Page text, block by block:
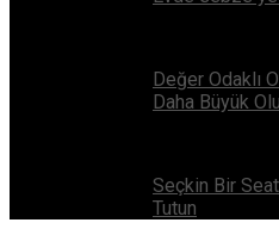
Değer Odaklı
Daha Büyük
Seçkin Bir
Tutun